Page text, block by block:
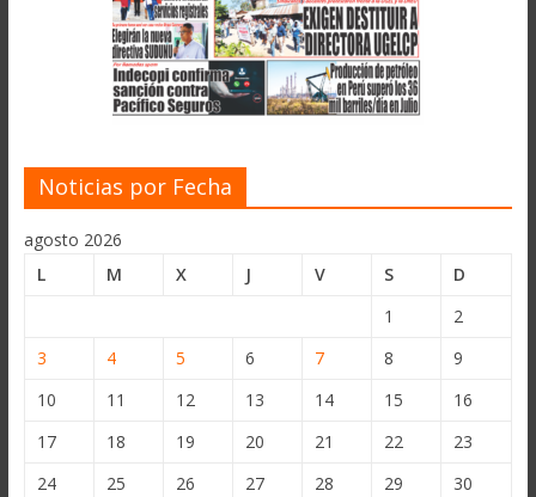
Noticias por Fecha
agosto 2026
L
M X J V S
D
1
2
3
4 5 6 7 8
9
10
11 12 13 14 15
16
17
18 19 20 21 22
23
24
25 26 27 28 29
30